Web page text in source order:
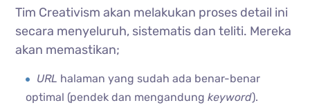
Tim Creativism akan melakukan proses detail ini
secara menyeluruh, sistematis dan teliti. Mereka
akan memastikan;
URL halaman yang sudah ada benar-benar
optimal (pendek dan mengandungkeyword).